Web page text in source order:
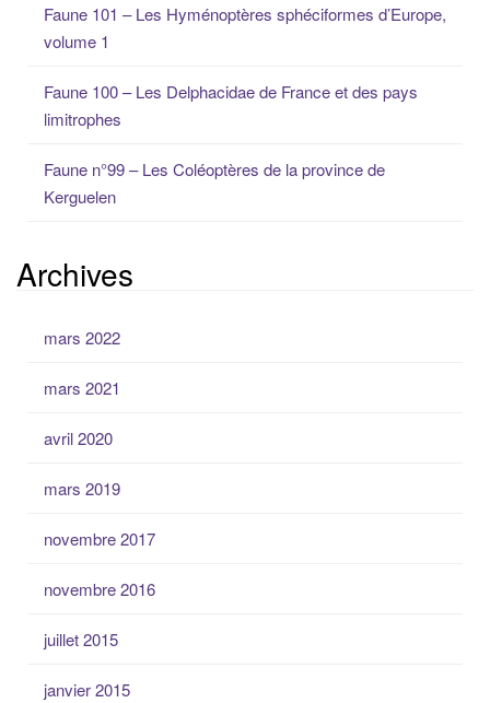
Faune 101 – Les Hyménoptères sphéciformes d’Europe,
volume 1
Faune 100 – Les Delphacidae de France et des pays
limitrophes
Faune n°99 – Les Coléoptères de la province de
Kerguelen
Archives
mars 2022
mars 2021
avril 2020
mars 2019
novembre 2017
novembre 2016
juillet 2015
janvier 2015